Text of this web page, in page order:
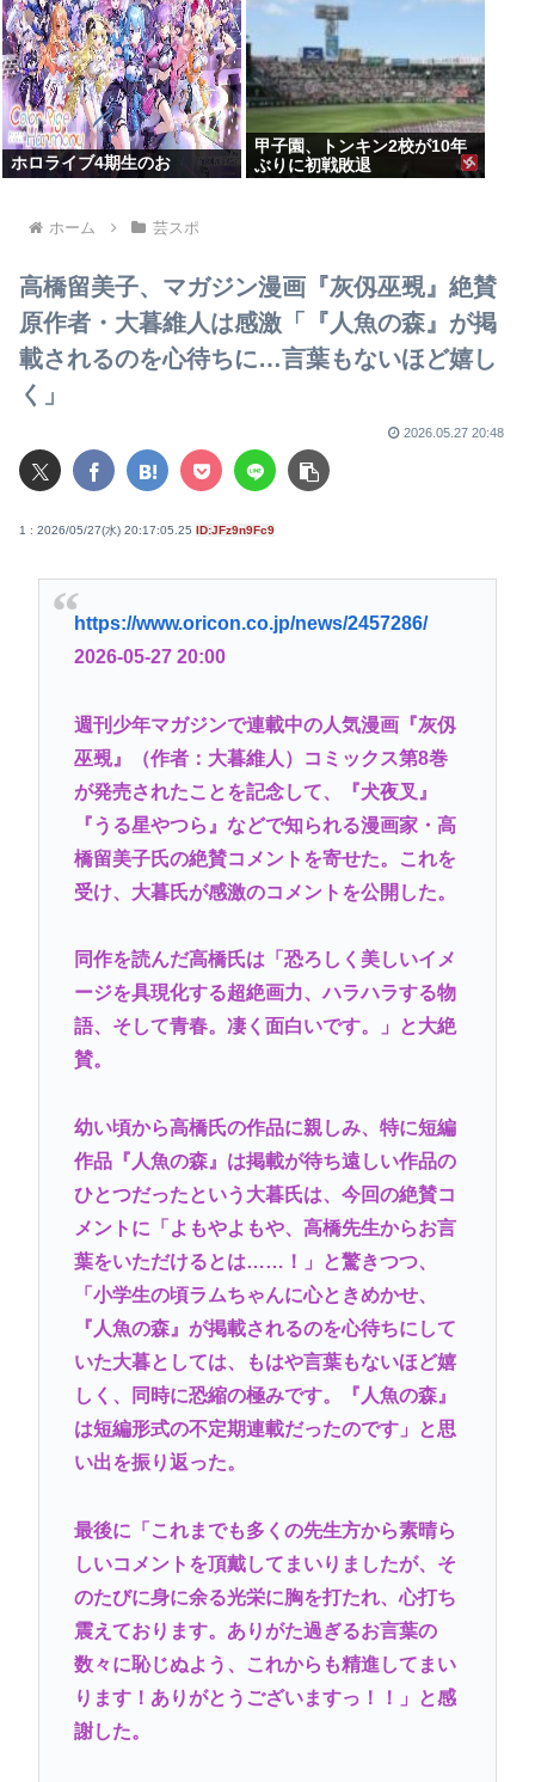
ホロライブ4期生のお
甲子園、トンキン2校が10年
ぶりに初戦敗退
ホーム 芸スポ
高橋留美子、マガジン漫画『灰仭巫覡』絶賛
原作者・大暮維人は感激「『人魚の森』が掲
載されるのを心待ちに…言葉もないほど嬉し
く」
2026.05.27 20:48
1 : 2026/05/27(水) 20:17:05.25 ID:JFz9n9Fc9
https://www.oricon.co.jp/news/2457286/
2026-05-27 20:00
週刊少年マガジンで連載中の人気漫画『灰仭
巫覡』（作者：大暮維人）コミックス第8巻
が発売されたことを記念して、『犬夜叉』
『うる星やつら』などで知られる漫画家・高
橋留美子氏の絶賛コメントを寄せた。これを
受け、大暮氏が感激のコメントを公開した。
同作を読んだ高橋氏は「恐ろしく美しいイメ
ージを具現化する超絶画力、ハラハラする物
語、そして青春。凄く面白いです。」と大絶
賛。
幼い頃から高橋氏の作品に親しみ、特に短編
作品『人魚の森』は掲載が待ち遠しい作品の
ひとつだったという大暮氏は、今回の絶賛コ
メントに「よもやよもや、高橋先生からお言
葉をいただけるとは……！」と驚きつつ、
「小学生の頃ラムちゃんに心ときめかせ、
『人魚の森』が掲載されるのを心待ちにして
いた大暮としては、もはや言葉もないほど嬉
しく、同時に恐縮の極みです。『人魚の森』
は短編形式の不定期連載だったのです」と思
い出を振り返った。
最後に「これまでも多くの先生方から素晴ら
しいコメントを頂戴してまいりましたが、そ
のたびに身に余る光栄に胸を打たれ、心打ち
震えております。ありがた過ぎるお言葉の
数々に恥じぬよう、これからも精進してまい
ります！ありがとうございますっ！！」と感
謝した。